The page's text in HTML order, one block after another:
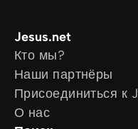
Jesus.net
Кто мы?
Наши партнёры
Присоединиться к
О нас